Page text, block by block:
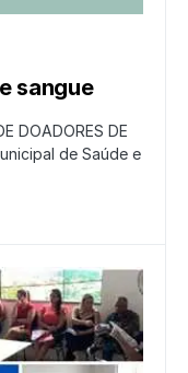
sangue
DOADORES DE
de Saúde e